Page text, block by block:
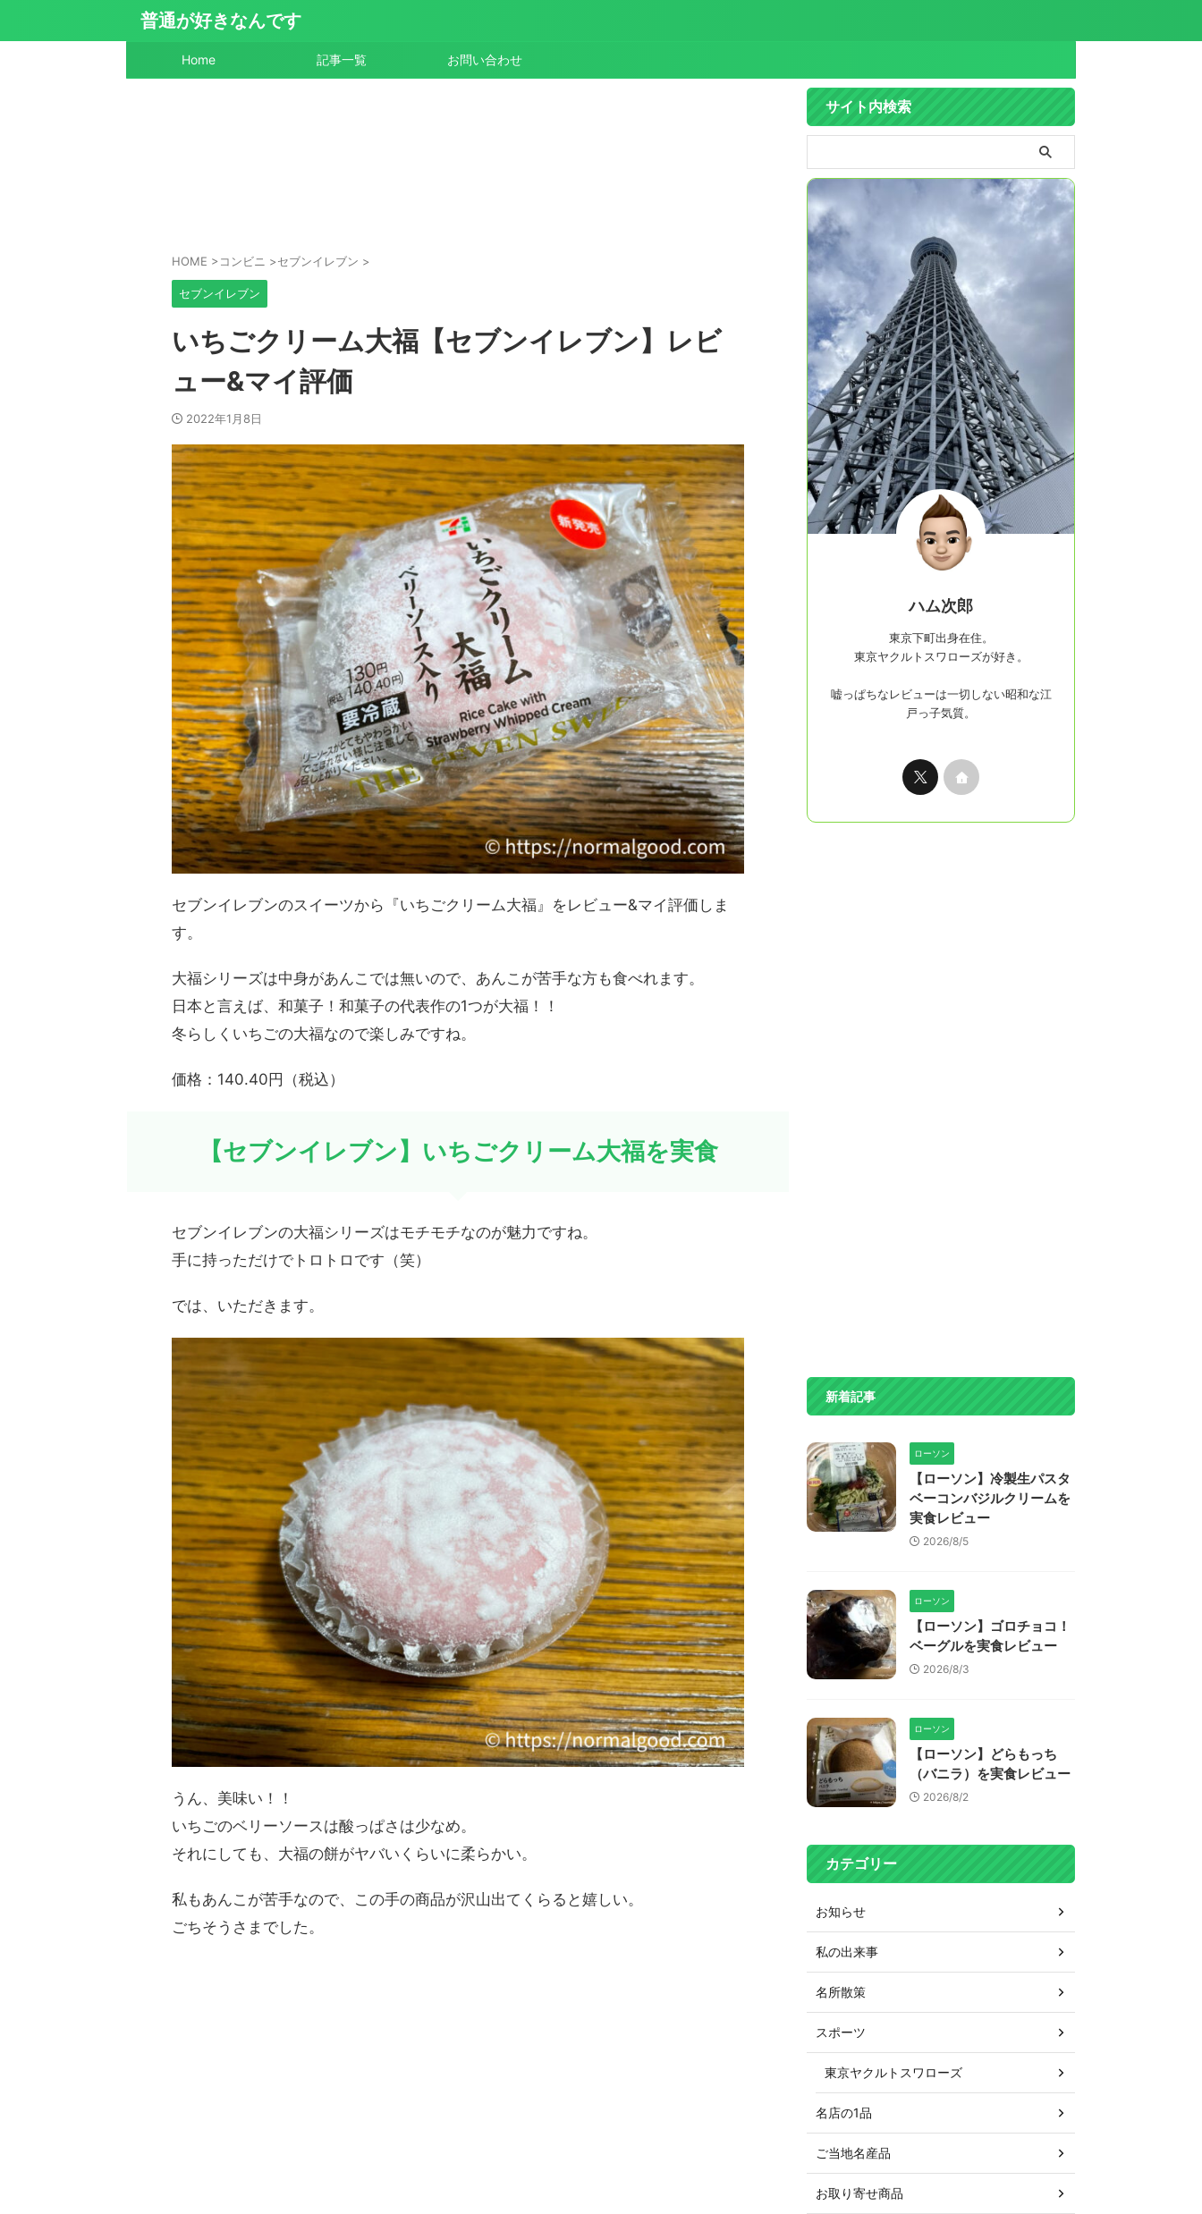
普通が好きなんです
Home 記事一覧 お問い合わせ
HOME >コンビニ >セブンイレブン >
セブンイレブン
いちごクリーム大福【セブンイレブン】レビ
ュー&マイ評価
2022年1月8日
セブンイレブンのスイーツから『いちごクリーム大福』をレビュー&マイ評価しま
す。
大福シリーズは中身があんこでは無いので、あんこが苦手な方も食べれます。
日本と言えば、和菓子！和菓子の代表作の1つが大福！！
冬らしくいちごの大福なので楽しみですね。
価格：140.40円（税込）
【セブンイレブン】いちごクリーム大福を実食
セブンイレブンの大福シリーズはモチモチなのが魅力ですね。
手に持っただけでトロトロです（笑）
では、いただきます。
うん、美味い！！
いちごのベリーソースは酸っぱさは少なめ。
それにしても、大福の餅がヤバいくらいに柔らかい。
私もあんこが苦手なので、この手の商品が沢山出てくらると嬉しい。
ごちそうさまでした。
サイト内検索
ハム次郎
東京下町出身在住。
東京ヤクルトスワローズが好き。
嘘っぱちなレビューは一切しない昭和な江
戸っ子気質。
新着記事
ローソン
【ローソン】冷製生パスタ
ベーコンバジルクリームを
実食レビュー
2026/8/5
ローソン
【ローソン】ゴロチョコ！
ベーグルを実食レビュー
2026/8/3
ローソン
【ローソン】どらもっち
（バニラ）を実食レビュー
2026/8/2
カテゴリー
お知らせ
私の出来事
名所散策
スポーツ
東京ヤクルトスワローズ
名店の1品
ご当地名産品
お取り寄せ商品